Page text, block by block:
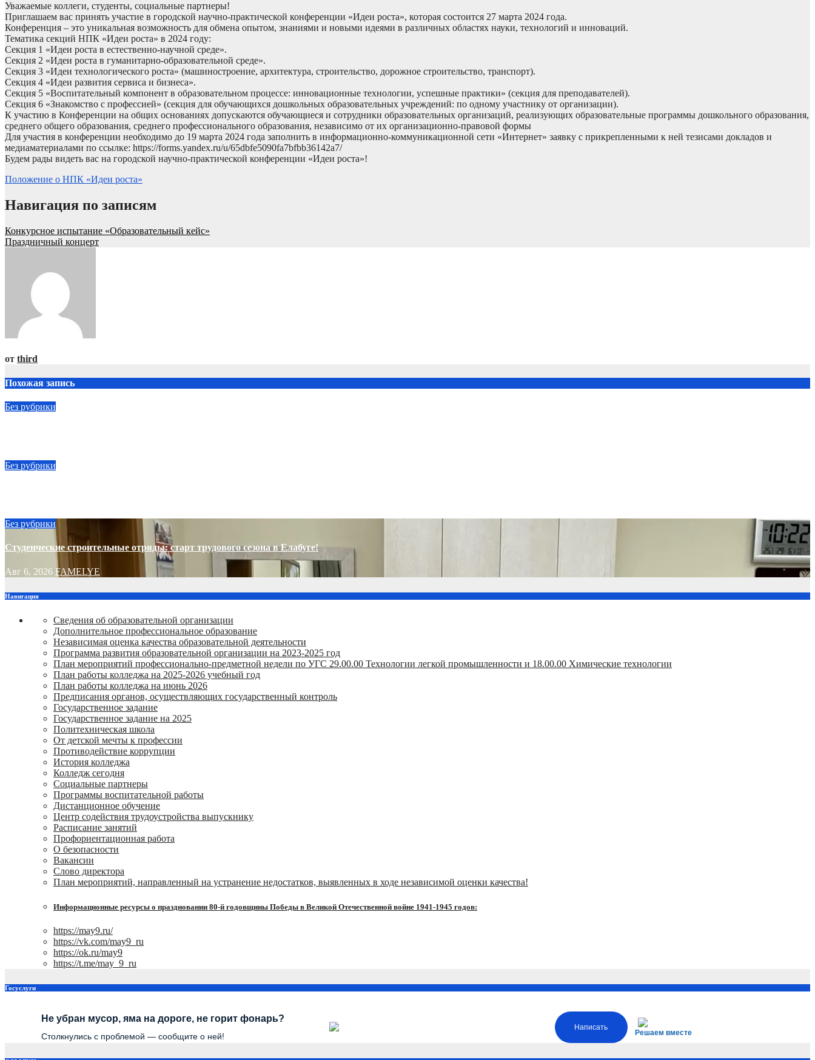
Уважаемые коллеги, студенты, социальные партнеры!
Приглашаем вас принять участие в городской научно-практической конференции «Идеи роста», которая состоится 27 марта 2024 года.
Конференция – это уникальная возможность для обмена опытом, знаниями и новыми идеями в различных областях науки, технологий и инноваций.
Тематика секций НПК «Идеи роста» в 2024 году:
Секция 1 «Идеи роста в естественно-научной среде».
Секция 2 «Идеи роста в гуманитарно-образовательной среде».
Секция 3 «Идеи технологического роста» (машиностроение, архитектура, строительство, дорожное строительство, транспорт).
Секция 4 «Идеи развития сервиса и бизнеса».
Секция 5 «Воспитательный компонент в образовательном процессе: инновационные технологии, успешные практики» (секция для преподавателей).
Секция 6 «Знакомство с профессией» (секция для обучающихся дошкольных образовательных учреждений: по одному участнику от организации).
К участию в Конференции на общих основаниях допускаются обучающиеся и сотрудники образовательных организаций, реализующих образовательные программы дошкольного образования,
среднего общего образования, среднего профессионального образования, независимо от их организационно-правовой формы
Для участия в конференции необходимо до 19 марта 2024 года заполнить в информационно-коммуникационной сети «Интернет» заявку с прикрепленными к ней тезисами докладов и
медиаматериалами по ссылке: https://forms.yandex.ru/u/65dbfe5090fa7bfbb36142a7/
Будем рады видеть вас на городской научно-практической конференции «Идеи роста»!
Положение о НПК «Идеи роста»
Навигация по записям
Конкурсное испытание «Образовательный кейс»
Праздничный концерт
от third
Похожая запись
Без рубрики
Без рубрики
Без рубрики
Студенческие строительные отряды: старт трудового сезона в Елабуге!
Авг 6, 2026 FAMELYE
Навигация
Сведения об образовательной организации
Дополнительное профессиональное образование
Независимая оценка качества образовательной деятельности
Программа развития образовательной организации на 2023-2025 год
План мероприятий профессионально-предметной недели по УГС 29.00.00 Технологии легкой промышленности и 18.00.00 Химические технологии
План работы колледжа на 2025-2026 учебный год
План работы колледжа на июнь 2026
Предписания органов, осуществляющих государственный контроль
Государственное задание
Государственное задание на 2025
Политехническая школа
От детской мечты к профессии
Противодействие коррупции
История колледжа
Колледж сегодня
Социальные партнеры
Программы воспитательной работы
Дистанционное обучение
Центр содействия трудоустройства выпускнику
Расписание занятий
Профориентационная работа
О безопасности
Вакансии
Слово директора
План мероприятий, направленный на устранение недостатков, выявленных в ходе независимой оценки качества!
Информационные ресурсы о праздновании 80-й годовщины Победы в Великой Отечественной войне 1941-1945 годов:
https://may9.ru/
https://vk.com/may9_ru
https://ok.ru/may9
https://t.me/may_9_ru
Госуслуги
Не убран мусор, яма на дороге, не горит фонарь?
Столкнулись с проблемой — сообщите о ней!
Написать
Решаем вместе